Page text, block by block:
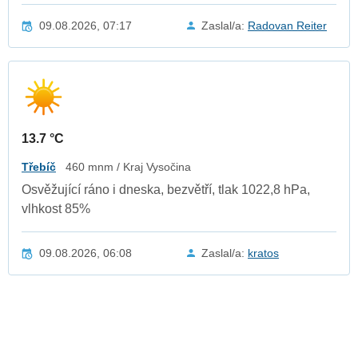
09.08.2026, 07:17 Zaslal/a: Radovan Reiter
13.7 °C
Třebíč 460 mnm / Kraj Vysočina
Osvěžující ráno i dneska, bezvětří, tlak 1022,8 hPa,
vlhkost 85%
09.08.2026, 06:08 Zaslal/a: kratos